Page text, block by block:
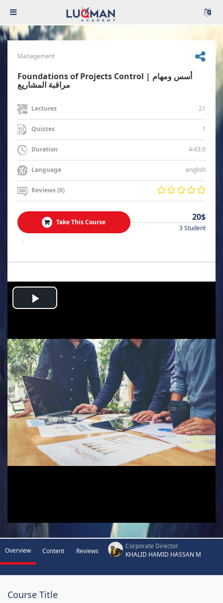
Management
Foundations of Projects Control | أسس ومهام
مراقبة المشاريع
Lectures 21
Quizzes 1
Duration 4:43:9
Language english
Reviews (0)
Take This Course 20$
3 Student
.
Play
Overview Content Reviews
Corporate Director
KHALID HAMID HASSAN M
Course Title